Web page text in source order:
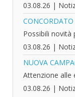
03.08.26 |
Possibili novità
03.08.26 |
NUOVA
Attenzione alle
03.08.26 |